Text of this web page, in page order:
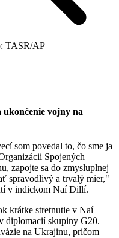
TASR/AP
vojny na
som povedal to, čo sme ja
Spojených
zapojte sa do zmysluplnej
spravodlivý a trvalý mier,"
v indickom Naí Dillí.
krátke stretnutie v Naí
diplomacií skupiny G20.
na Ukrajinu, pričom